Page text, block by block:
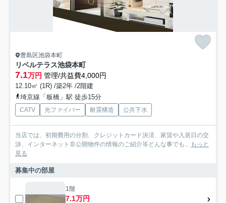
豊島区池袋本町
リベルテラス池袋本町
7.1万円 管理/共益費4,000円
12.10㎡ (1R) /築2年 /2階建
埼京線「板橋」駅 徒歩15分
CATV 光ファイバー 耐震構造 公共下水
当店では、初期費用の分割、クレジットカード決済、家賃や入居日の交
渉、インターネット非公開物件の情報のご紹介等どんな事でも...
もっと
見る
募集中の部屋
1階
7.1万円